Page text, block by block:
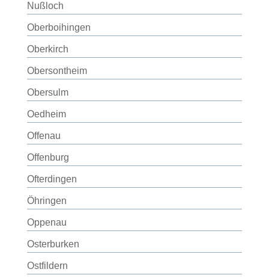
Nußloch
Oberboihingen
Oberkirch
Obersontheim
Obersulm
Oedheim
Offenau
Offenburg
Ofterdingen
Öhringen
Oppenau
Osterburken
Ostfildern